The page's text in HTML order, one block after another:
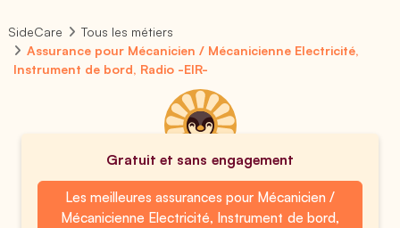
SideCare
Tous les métiers
Assurance pour Mécanicien / Mécanicienne Electricité,
Instrument de bord, Radio -EIR-
Gratuit et sans engagement
Les meilleures assurances pour Mécanicien /
Mécanicienne Electricité, Instrument de bord,